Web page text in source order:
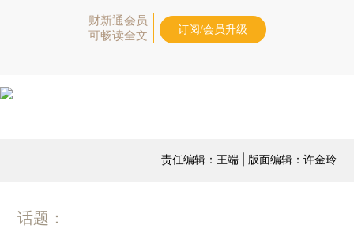
财新通会员
可畅读全文
订阅/会员升级
责任编辑：王端 | 版面编辑：许金玲
话题：